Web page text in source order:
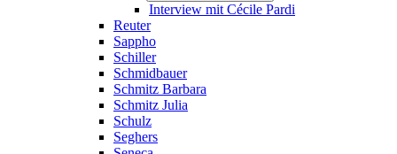
Interview mit Cécile Pardi
Reuter
Sappho
Schiller
Schmidbauer
Schmitz Barbara
Schmitz Julia
Schulz
Seghers